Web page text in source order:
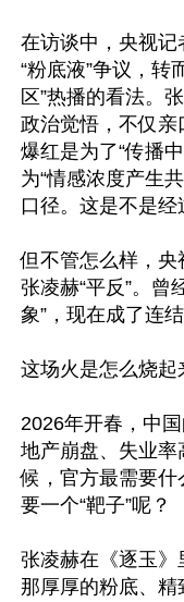
在访谈中，央视
“粉底液”争议，转
区”热播的看法。
政治觉悟，不仅亲
爆红是为了“传播
为“情感浓度产生
口径。这是不是经
但不管怎么样，
张凌赫“平反”。曾
象”，现在成了连
这场火是怎么烧起
2026年开春，中
地产崩盘、失业
候，官方最需要什
要一个“靶子”呢？
张凌赫在《逐玉》
那厚厚的粉底、